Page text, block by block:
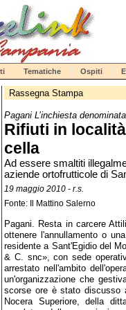
Tematiche Ospiti
Rassegna Stampa
Pagani L’inchiesta
Rifiuti in
cella
Ad essere smaltiti
aziende ortofrutticole di
19 maggio 2010 - r.s.
Fonte: Il Mattino Salerno
Pagani. Resta in carcere
ottenere l'annullamento o
residente a Sant'Egidio del
& C. snc», con sede
arrestato nell'ambito
un'organizzazione che
scorse ore è stato discusso
Nocera Superiore, della